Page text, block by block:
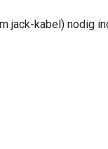
jack-kabel) nodig